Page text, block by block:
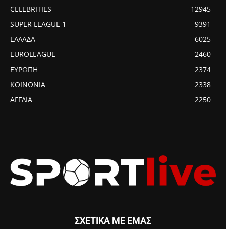
CELEBRITIES
12945
SUPER LEAGUE 1
9391
ΕΛΛΑΔΑ
6025
EUROLEAGUE
2460
ΕΥΡΩΠΗ
2374
ΚΟΙΝΩΝΙΑ
2338
ΑΓΓΛΙΑ
2250
ΣΧΕΤΙΚΑ ΜΕ ΕΜΑΣ